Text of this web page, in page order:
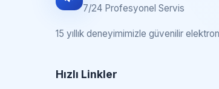
7/24 Profesyonel Servis
15 yıllık deneyimimizle güvenilir
Hızlı Linkler